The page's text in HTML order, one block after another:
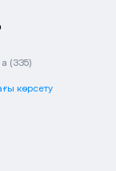
(335)
көрсету